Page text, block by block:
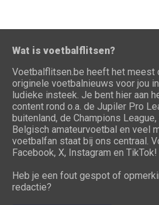
Wat is voetbalflitsen?
Voetbalflitsen.be heeft het meest
originele voetbalnieuws voor jou
ludieke insteek. Je bent hier aan
content rond o.a. de Jupiler Pro
buitenland, de Champions
Belgisch amateurvoetbal en veel
voetbalfan staat bij ons centraal.
Facebook, X, Instagram en TikTok!
Heb je een fout gespot of
redactie?